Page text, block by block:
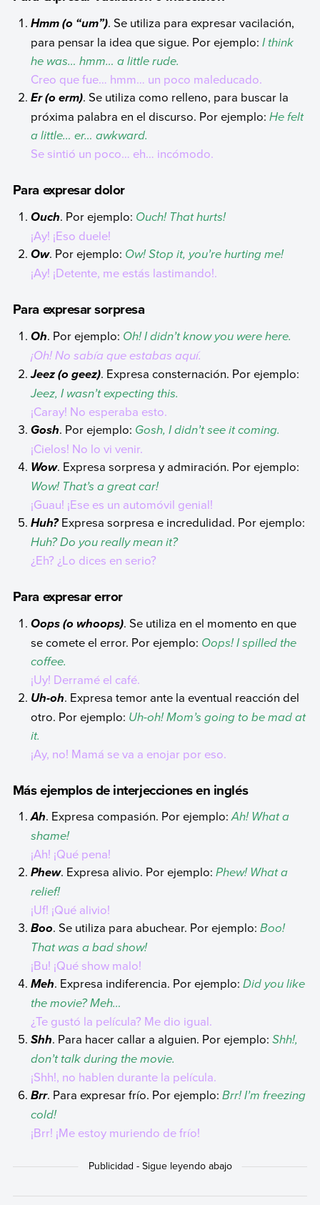
Hmm (o “um”). Se utiliza para expresar vacilación,
para pensar la idea que sigue. Por ejemplo: I think
he was… hmm… a little rude.
Creo que fue… hmm… un poco maleducado.
Er (o erm). Se utiliza como relleno, para buscar la
próxima palabra en el discurso. Por ejemplo:He felt
a little… er… awkward.
Se sintió un poco… eh… incómodo.
Para expresar dolor
Ouch. Por ejemplo: Ouch! That hurts!
¡Ay! ¡Eso duele!
Ow. Por ejemplo: Ow! Stop it, you’re hurting me!
¡Ay! ¡Detente, me estás lastimando!.
Para expresar sorpresa
Oh. Por ejemplo: Oh! I didn’t know you were here.
¡Oh! No sabía que estabas aquí.
Jeez (o geez). Expresa consternación. Por ejemplo:
Jeez, I wasn’t expecting this.
¡Caray! No esperaba esto.
Gosh. Por ejemplo: Gosh, I didn’t see it coming.
¡Cielos! No lo vi venir.
Wow. Expresa sorpresa y admiración. Por ejemplo:
Wow! That’s a great car!
¡Guau! ¡Ese es un automóvil genial!
Huh? Expresa sorpresa e incredulidad. Por ejemplo:
Huh? Do you really mean it?
¿Eh? ¿Lo dices en serio?
Para expresar error
Oops (o whoops). Se utiliza en el momento en que
se comete el error. Por ejemplo: Oops! I spilled the
coffee.
¡Uy! Derramé el café.
Uh-oh. Expresa temor ante la eventual reacción del
otro. Por ejemplo: Uh-oh! Mom’s going to be mad at
it.
¡Ay, no! Mamá se va a enojar por eso.
Más ejemplos de interjecciones en inglés
Ah. Expresa compasión. Por ejemplo:Ah! What a
shame!
¡Ah! ¡Qué pena!
Phew. Expresa alivio. Por ejemplo: Phew! What a
relief!
¡Uf! ¡Qué alivio!
Boo. Se utiliza para abuchear. Por ejemplo:Boo!
That was a bad show!
¡Bu! ¡Qué show malo!
Meh. Expresa indiferencia. Por ejemplo:Did you like
the movie? Meh…
¿Te gustó la película? Me dio igual.
Shh. Para hacer callar a alguien. Por ejemplo: Shh!,
don’t talk during the movie.
¡Shh!, no hablen durante la película.
Brr. Para expresar frío. Por ejemplo: Brr! I’m freezing
cold!
¡Brr! ¡Me estoy muriendo de frío!